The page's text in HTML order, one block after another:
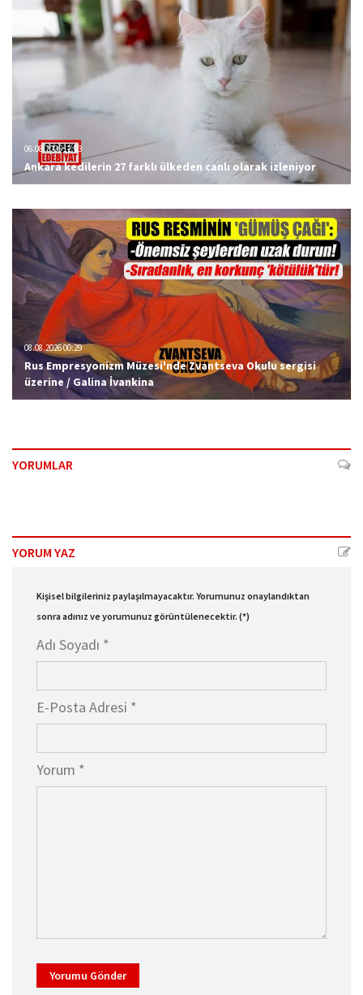
06.08.2026 12:23
Ankara kedilerin 27 farklı ülkeden canlı olarak izleniyor
08.08.2026 00:29
Rus Empresyonizm Müzesi'nde Zvantseva Okulu sergisi
üzerine / Galina İvankina
YORUMLAR
YORUM YAZ
Kişisel bilgileriniz paylaşılmayacaktır. Yorumunuz onaylandıktan
sonra adınız ve yorumunuz görüntülenecektir. (*)
Adı Soyadı *
E-Posta Adresi *
Yorum *
Yorumu Gönder